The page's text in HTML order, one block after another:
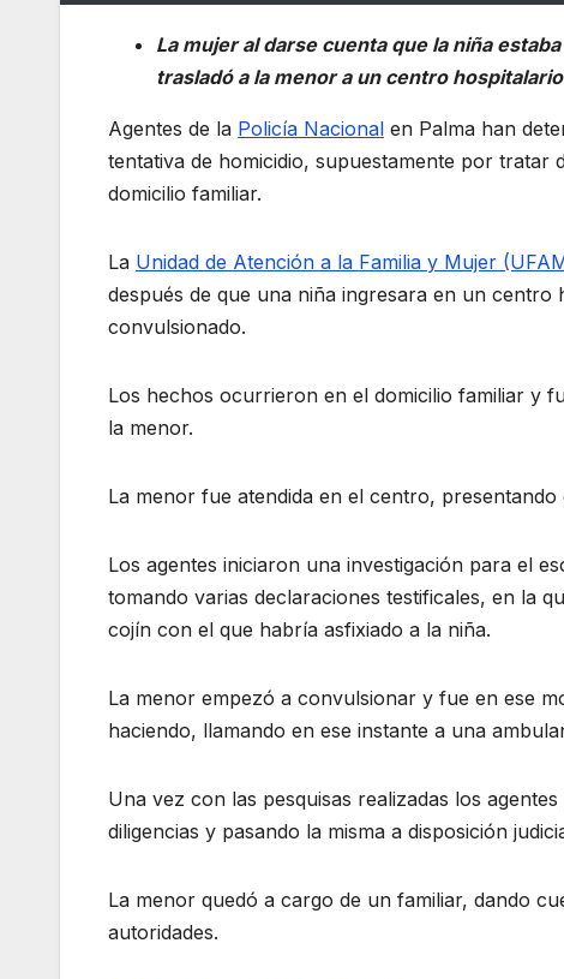
La mujer al darse cuenta que la niña
trasladó a la menor a un centro
Agentes de la Policía Nacional en Palma han
tentativa de homicidio, supuestamente por tratar
domicilio familiar.
La Unidad de Atención a la Familia y Mujer
después de que una niña ingresara en un
convulsionado.
Los hechos ocurrieron en el domicilio familiar y
la menor.
La menor fue atendida en el centro,
Los agentes iniciaron una investigación para el
tomando varias declaraciones testificales, en la
cojín con el que habría asfixiado a la niña.
La menor empezó a convulsionar y fue en ese
haciendo, llamando en ese instante a una
Una vez con las pesquisas realizadas los
diligencias y pasando la misma a disposición
La menor quedó a cargo de un familiar, dando
autoridades.